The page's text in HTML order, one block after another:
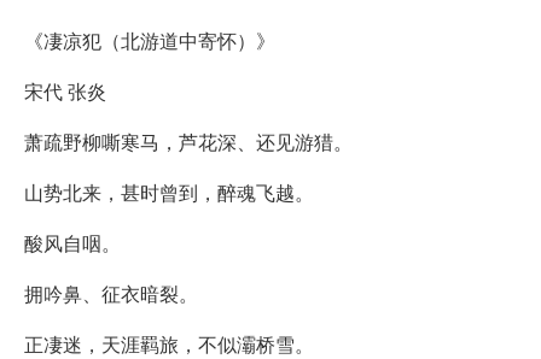
《凄凉犯（北游道中寄怀）》
宋代 张炎
萧疏野柳嘶寒马，芦花深、还见游猎。
山势北来，甚时曾到，醉魂飞越。
酸风自咽。
拥吟鼻、征衣暗裂。
正凄迷，天涯羁旅，不似灞桥雪。